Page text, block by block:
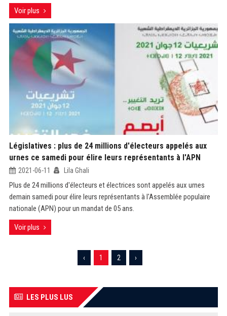
Voir plus
Législatives : plus de 24 millions d'électeurs appelés aux
urnes ce samedi pour élire leurs représentants à l'APN
2021-06-11 Lila Ghali
Plus de 24 millions d'électeurs et électrices sont appelés aux urnes
demain samedi pour élire leurs représentants à l'Assemblée populaire
nationale (APN) pour un mandat de 05 ans.
Voir plus
‹ 1 2 ›
LES PLUS LUS